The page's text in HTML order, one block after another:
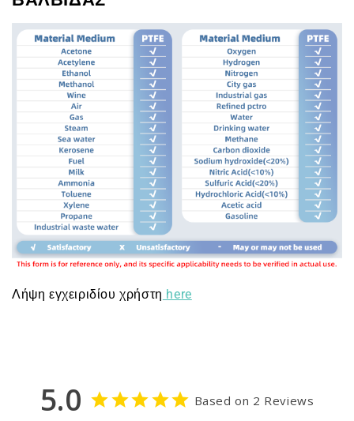
Λήψη εγχειριδίου χρήστη here
5.0 Based on 2 Reviews